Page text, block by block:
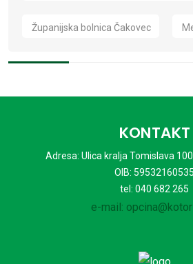
Županijska bolnica Čakovec
KONTAKT
Adresa: Ulica kralja Tomislava
OIB: 59532160535
tel: 040 682 265
e-mail: